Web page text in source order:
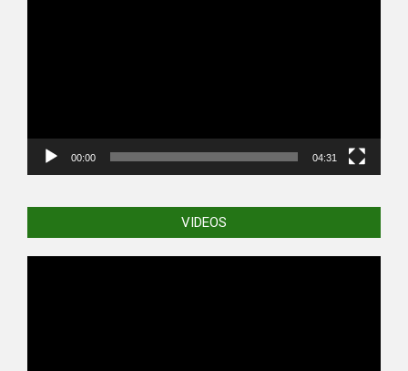
00:00 04:31
VIDEOS